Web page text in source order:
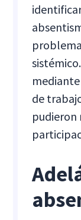
de
pudieron